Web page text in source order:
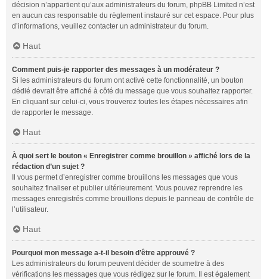
décision n’appartient qu’aux administrateurs du forum, phpBB Limited n’est
en aucun cas responsable du règlement instauré sur cet espace. Pour plus
d’informations, veuillez contacter un administrateur du forum.
Haut
Comment puis-je rapporter des messages à un modérateur ?
Si les administrateurs du forum ont activé cette fonctionnalité, un bouton
dédié devrait être affiché à côté du message que vous souhaitez rapporter.
En cliquant sur celui-ci, vous trouverez toutes les étapes nécessaires afin
de rapporter le message.
Haut
À quoi sert le bouton « Enregistrer comme brouillon » affiché lors de la
rédaction d’un sujet ?
Il vous permet d’enregistrer comme brouillons les messages que vous
souhaitez finaliser et publier ultérieurement. Vous pouvez reprendre les
messages enregistrés comme brouillons depuis le panneau de contrôle de
l’utilisateur.
Haut
Pourquoi mon message a-t-il besoin d’être approuvé ?
Les administrateurs du forum peuvent décider de soumettre à des
vérifications les messages que vous rédigez sur le forum. Il est également